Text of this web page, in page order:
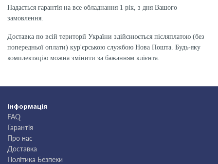
Надається гарантія на все обладнання 1 рік, з дня Вашого
замовлення.
Доставка по всій території України здійснюється післяплатою (без
попередньої оплати) кур'єрською службою Нова Пошта. Будь-яку
комплектацію можна змінити за бажанням клієнта.
Інформація
FAQ
Гарантія
Про нас
Доставка
Політика Безпеки